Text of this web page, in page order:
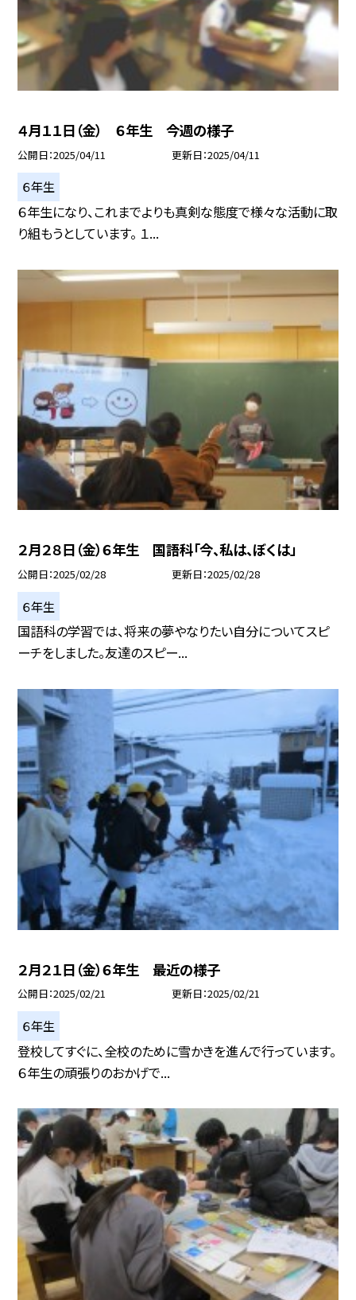
４月１１日（金） ６年生 今週の様子
公開日 2025/04/11 更新日 2025/04/11
６年生
６年生になり、これまでよりも真剣な態度で様々な活動に取
り組もうとしています。 １...
２月２８日（金）６年生 国語科「今、私は、ぼくは」
公開日 2025/02/28 更新日 2025/02/28
６年生
国語科の学習では、将来の夢やなりたい自分についてスピ
ーチをしました。友達のスピー...
２月２１日（金）６年生 最近の様子
公開日 2025/02/21 更新日 2025/02/21
６年生
登校してすぐに、全校のために雪かきを進んで行っています。
６年生の頑張りのおかげで...